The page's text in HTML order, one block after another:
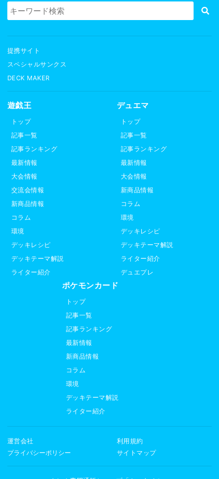
提携サイト
スペシャルサンクス
DECK MAKER
遊戯王
トップ
記事一覧
記事ランキング
最新情報
大会情報
交流会情報
新商品情報
コラム
環境
デッキレシピ
デッキテーマ解説
ライター紹介
デュエマ
トップ
記事一覧
記事ランキング
最新情報
大会情報
新商品情報
コラム
環境
デッキレシピ
デッキテーマ解説
ライター紹介
デュエプレ
ポケモンカード
トップ
記事一覧
記事ランキング
最新情報
新商品情報
コラム
環境
デッキテーマ解説
ライター紹介
運営会社
利用規約
プライバシーポリシー
サイトマップ